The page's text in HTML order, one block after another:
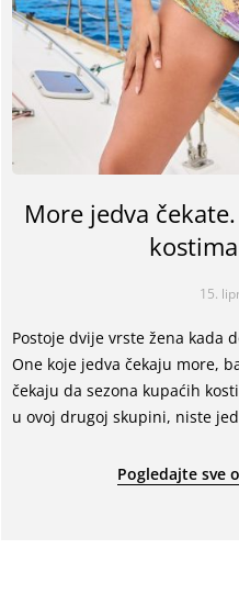
More jedva
15.
Postoje dvije vrste žena kada
One koje jedva čekaju more,
čekaju da sezona kupaćih
u ovoj drugoj skupini, niste
one same. Smršavjeti,
Pogledajte sve